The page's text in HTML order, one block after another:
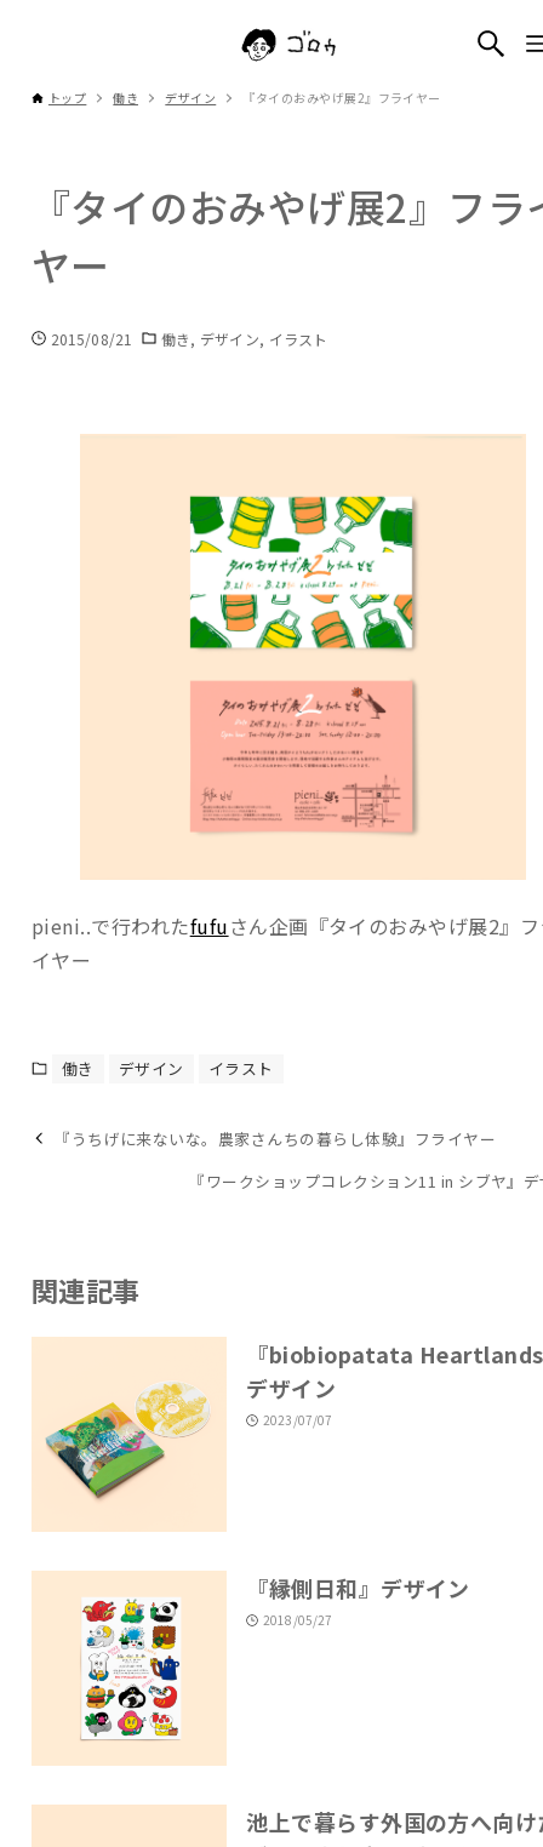
トップ 働き デザイン 『タイのおみやげ展2』フライヤー
『タイのおみやげ展2』フラ
ヤー
2015/08/21 働き デザイン イラスト
pieni..で行われたfufuさん企画『タイのおみやげ展2』
イヤー
働き デザイン イラスト
『うちげに来ないな。農家さんちの暮らし体験』フライヤー
『ワークショップコレクション11 in シブヤ』
関連記事
『biobiopatata
デザイン
2023/07/07
『縁側日和』デザイン
2018/05/27
池上で暮らす外国の方へ向